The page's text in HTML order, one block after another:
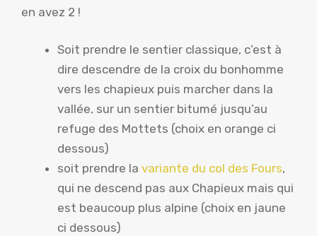
en avez 2 !
Soit prendre le sentier classique, c’est à
dire descendre de la croix du bonhomme
vers les chapieux puis marcher dans la
vallée, sur un sentier bitumé jusqu’au
refuge des Mottets (choix en orange ci
dessous)
soit prendre la variante du col des Fours,
qui ne descend pas aux Chapieux mais qui
est beaucoup plus alpine (choix en jaune
ci dessous)